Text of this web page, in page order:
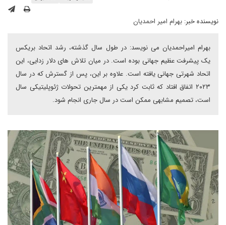
نویسنده خبر: بهرام امیر احمدیان
بهرام امیراحمدیان می نویسد: در طول سال گذشته، رشد اتحاد بریکس
یک پیشرفت عظیم جهانی بوده است. در میان تلاش های دلار زدایی، این
اتحاد شهرتی جهانی یافته است. علاوه بر این، پس از گسترش که در سال
۲۰۲۳ اتفاق افتاد که ثابت کرد یکی از مهمترین تحولات ژئوپلیتیکی سال
است، تصمیم مشابهی ممکن است در سال جاری انجام شود.